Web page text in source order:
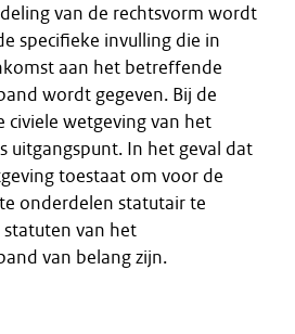
van de rechtsvorm wordt
specifieke invulling die in
aan het betreffende
wordt gegeven. Bij de
civiele wetgeving van het
uitgangspunt. In het geval dat
toestaat om voor de
onderdelen statutair te
van het
van belang zijn.